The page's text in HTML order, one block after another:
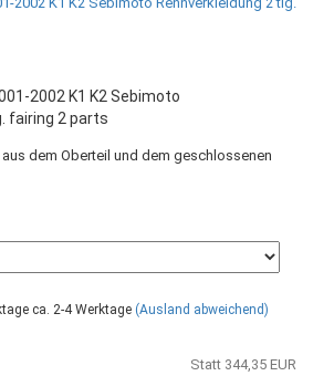
2002 K1 K2 Sebimoto
fairing 2 parts
dem Oberteil und dem geschlossenen
ca. 2-4 Werktage (Ausland abweichend)
Statt 344,35 EUR